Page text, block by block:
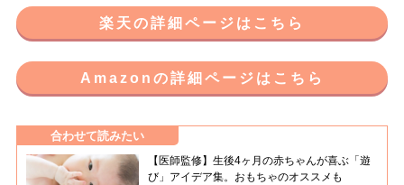
楽天の詳細ページはこちら
Amazonの詳細ページはこちら
合わせて読みたい
【医師監修】生後4ヶ月の赤ちゃんが喜ぶ「遊
び」アイデア集。おもちゃのオススメも